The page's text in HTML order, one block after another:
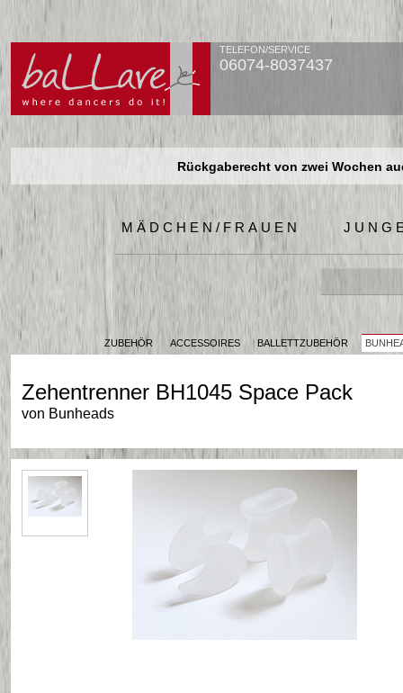
TELEFON/SERVICE
06074-8037437
Rückgaberecht von zwei Wochen
Rückgaberecht von zwei Wochen
MÄDCHEN/FRAUEN
ZUBEHÖR ACCESSOIRES BALLETTZUBEHÖR
Zehentrenner BH1045 Space Pack
von Bunheads